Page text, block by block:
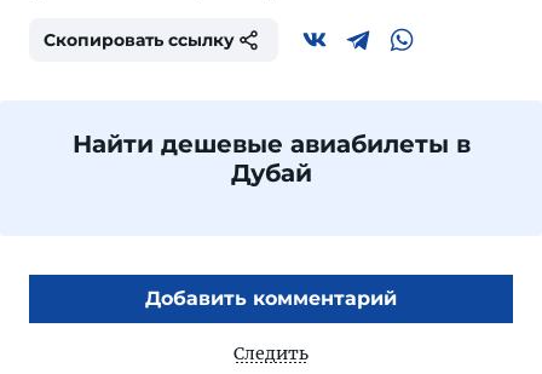
Скопировать ссылку
Найти дешевые авиабилеты в
Дубай
Добавить комментарий
Следить